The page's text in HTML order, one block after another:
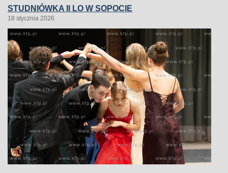
STUDNIÓWKA II LO W SOPOCIE
18 stycznia 2026